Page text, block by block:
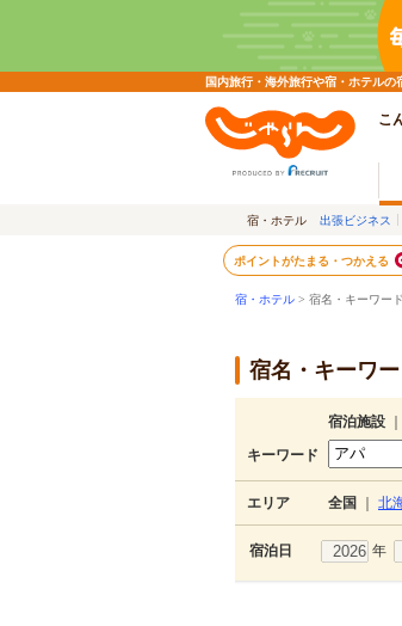
国内旅行・海外旅行や宿・ホテル
こ
宿・ホテル 出張ビジネス
ポイントがたまる・つかえる
宿・ホテル > 宿名・キーワー
宿名・キーワ
宿泊施設
キーワード
エリア 全国 北
宿泊日 年